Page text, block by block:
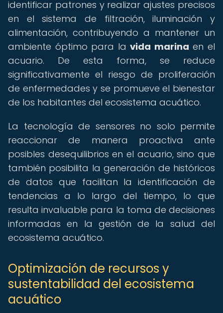
identificar patrones y realizar ajustes precisos
en el sistema de filtración, iluminación y
alimentación, contribuyendo a mantener un
ambiente óptimo para lavida marina en el
acuario. De esta forma, se reduce
significativamente el riesgo de proliferación
de enfermedades y se promueve el bienestar
de los habitantes del ecosistema acuático.
La tecnología de sensores no solo permite
reaccionar de manera proactiva ante
posibles desequilibrios en el acuario, sino que
también posibilita la generación de históricos
de datos que facilitan la identificación de
tendencias a lo largo del tiempo, lo que
resulta invaluable para la toma de decisiones
informadas en la gestión de la salud del
ecosistema acuático.
Optimización de recursos y
sustentabilidad del ecosistema
acuático